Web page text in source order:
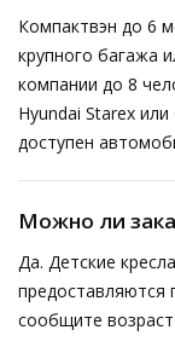
Компактвэн до 6
крупного багажа
компании до 8
Hyundai Starex
доступен
Можно ли
Да. Детские
предоставляются
сообщите